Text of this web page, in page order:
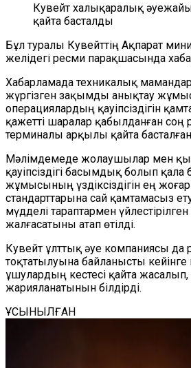
Кувейт халықаралық
қайта басталды
Бұл туралы Кувейттің Ақпарат
желідегі ресми парақшасында
Хабарламада техникалық мамандар
жүргізген зақымды анықтау
операциялардың қауіпсіздігін
қажетті шаралар қабылданған соң
терминалы арқылы қайта
Мәлімдемеде жолаушылар мен
қауіпсіздігі басымдық болып қала
жұмысының үздіксіздігін ең
стандарттарына сай қамтамасыз
мүдделі тараптармен
жалғасатыны атап өтілді.
Кувейт ұлттық әуе компаниясы да
тоқтатылуына байланысты кейінге
ұшулардың кестесі қайта
жарияланатынын білдірді.
ҰСЫНЫЛҒАН